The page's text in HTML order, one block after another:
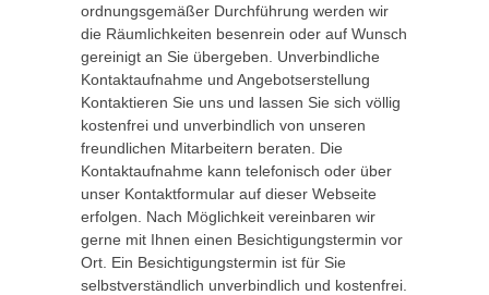
ordnungsgemäßer Durchführung werden wir
die Räumlichkeiten besenrein oder auf Wunsch
gereinigt an Sie übergeben. Unverbindliche
Kontaktaufnahme und Angebotserstellung
Kontaktieren Sie uns und lassen Sie sich völlig
kostenfrei und unverbindlich von unseren
freundlichen Mitarbeitern beraten. Die
Kontaktaufnahme kann telefonisch oder über
unser Kontaktformular auf dieser Webseite
erfolgen. Nach Möglichkeit vereinbaren wir
gerne mit Ihnen einen Besichtigungstermin vor
Ort. Ein Besichtigungstermin ist für Sie
selbstverständlich unverbindlich und kostenfrei.